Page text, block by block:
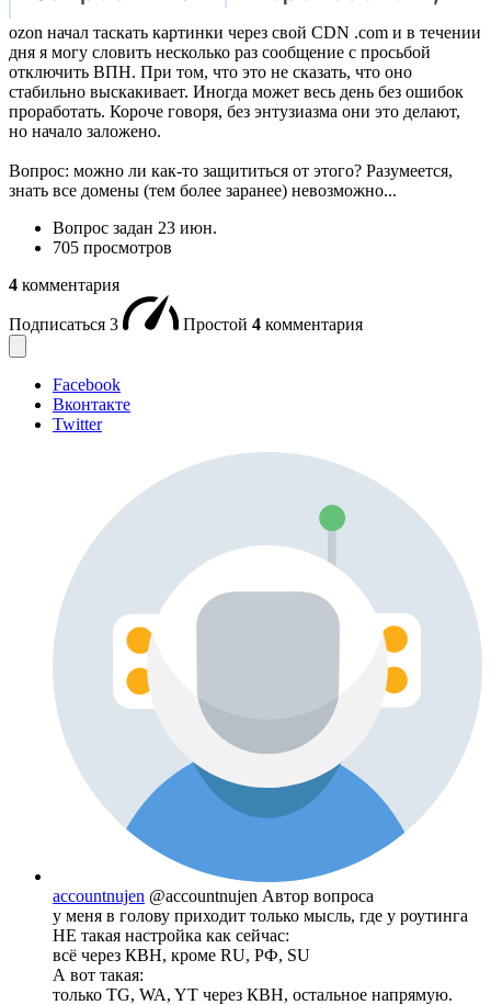
ozon начал таскать картинки через свой CDN .com и в течении
дня я могу словить несколько раз сообщение с просьбой
отключить ВПН. При том, что это не сказать, что оно
стабильно выскакивает. Иногда может весь день без ошибок
проработать. Короче говоря, без энтузиазма они это делают,
но начало заложено.
Вопрос: можно ли как-то защититься от этого? Разумеется,
знать все домены (тем более заранее) невозможно...
Вопрос задан 23 июн.
705 просмотров
4 комментария
Подписаться 3 Простой 4 комментария
Facebook
Вконтакте
Twitter
accountnujen @accountnujen Автор вопроса
у меня в голову приходит только мысль, где у роутинга
НЕ такая настройка как сейчас:
всё через КВН, кроме RU, РФ, SU
А вот такая:
только TG, WA, YT через КВН, остальное напрямую.